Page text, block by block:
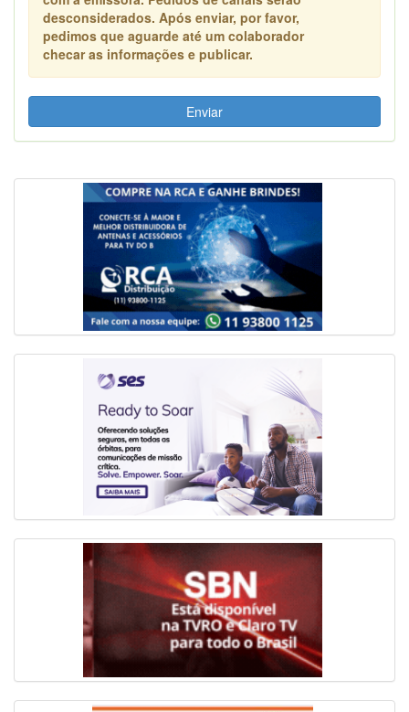
desconsiderados. Após enviar, por favor,
pedimos que aguarde até um colaborador
checar as informações e publicar.
Enviar